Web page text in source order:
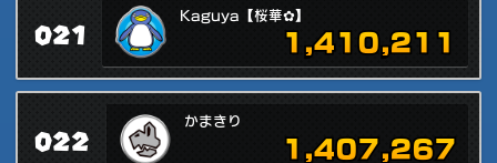
021
Kaguya【桜華✿】
1,410,211
022
かまきり
1,407,267